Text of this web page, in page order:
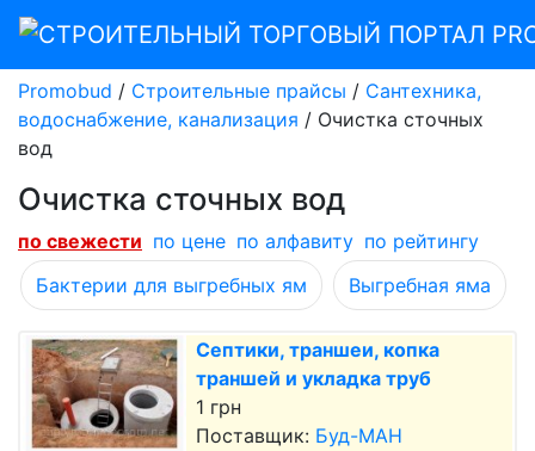
Promobud / Строительные прайсы / Сантехника,
водоснабжение, канализация / Очистка сточных
вод
Очистка сточных вод
по cвежести по цене по алфавиту по рейтингу
Бактерии для выгребных ям
Выгребная яма
Септики, траншеи, копка
траншей и укладка труб
1 грн
Поставщик: Буд-МАН